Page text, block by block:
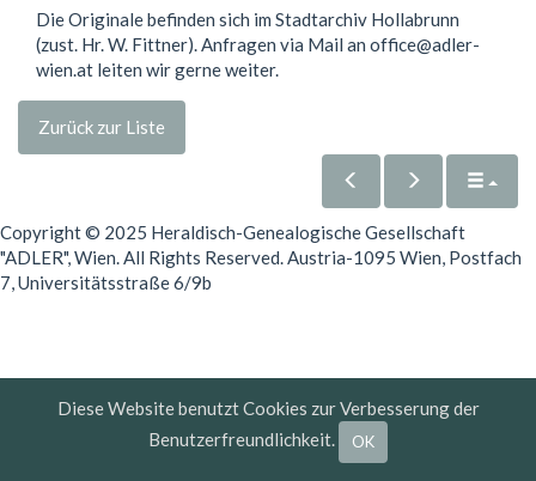
Die Originale befinden sich im Stadtarchiv Hollabrunn
(zust. Hr. W. Fittner). Anfragen via Mail an office@adler-
wien.at leiten wir gerne weiter.
Zurück zur Liste
Copyright © 2025 Heraldisch-Genealogische Gesellschaft
"ADLER", Wien. All Rights Reserved. Austria-1095 Wien, Postfach
7, Universitätsstraße 6/9b
Diese Website benutzt Cookies zur Verbesserung der
Benutzerfreundlichkeit.
OK